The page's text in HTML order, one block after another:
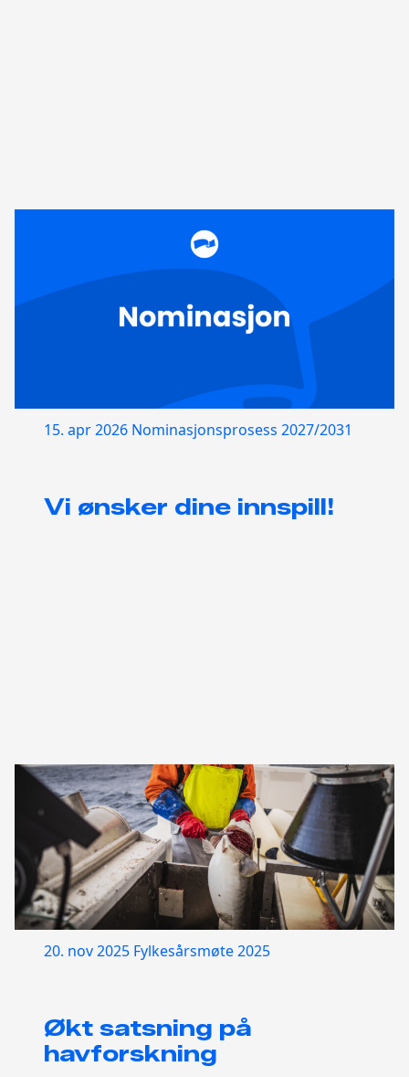
15. apr 2026 Nominasjonsprosess 2027/2031
Vi ønsker dine innspill!
20. nov 2025 Fylkesårsmøte 2025
Økt satsning på
havforskning